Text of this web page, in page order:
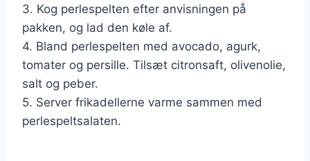
3. Kog perlespelten efter anvisningen på
pakken, og lad den køle af.
4. Bland perlespelten med avocado, agurk,
tomater og persille. Tilsæt citronsaft, olivenolie,
salt og peber.
5. Server frikadellerne varme sammen med
perlespeltsalaten.